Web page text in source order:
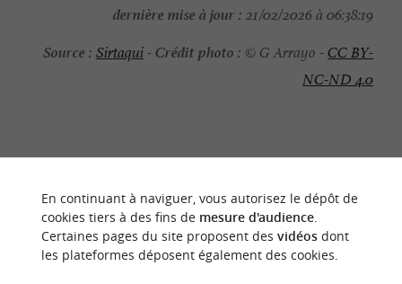
dernière mise à jour : 21/02/2026 à 06:38:19
Source : Sirtaqui-Crédit photo : © G Arrayo -CC BY-
NC-ND 4.0
NOUS AVONS TESTÉ POUR VOUS
En continuant à naviguer, vous autorisez le dépôt de
cookies tiers à des fins de mesure d'audience.
Certaines pages du site proposent des vidéosdont
les plateformes déposent également des cookies.